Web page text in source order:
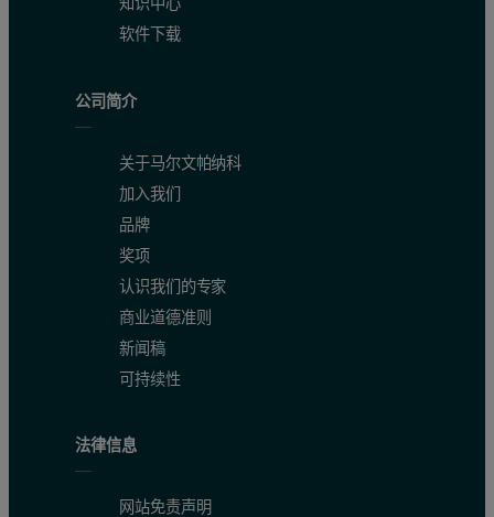
知识中心
软件下载
公司简介
关于马尔文帕纳科
加入我们
品牌
奖项
认识我们的专家
商业道德准则
新闻稿
可持续性
法律信息
网站免责声明